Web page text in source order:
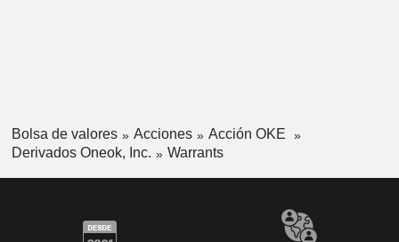
Bolsa de valores Acciones
Acción OKE
Derivados Oneok, Inc.
Warrants